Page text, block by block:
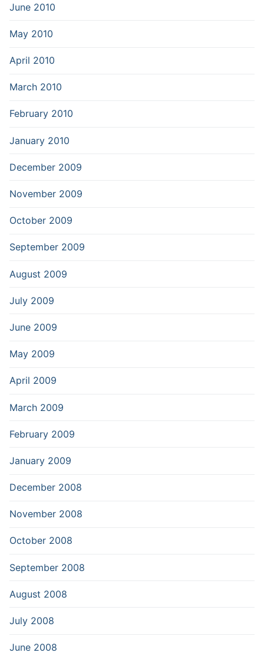
June 2010
May 2010
April 2010
March 2010
February 2010
January 2010
December 2009
November 2009
October 2009
September 2009
August 2009
July 2009
June 2009
May 2009
April 2009
March 2009
February 2009
January 2009
December 2008
November 2008
October 2008
September 2008
August 2008
July 2008
June 2008